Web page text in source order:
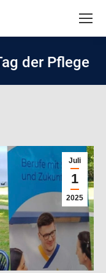
der Pflege
Juli
1
2025